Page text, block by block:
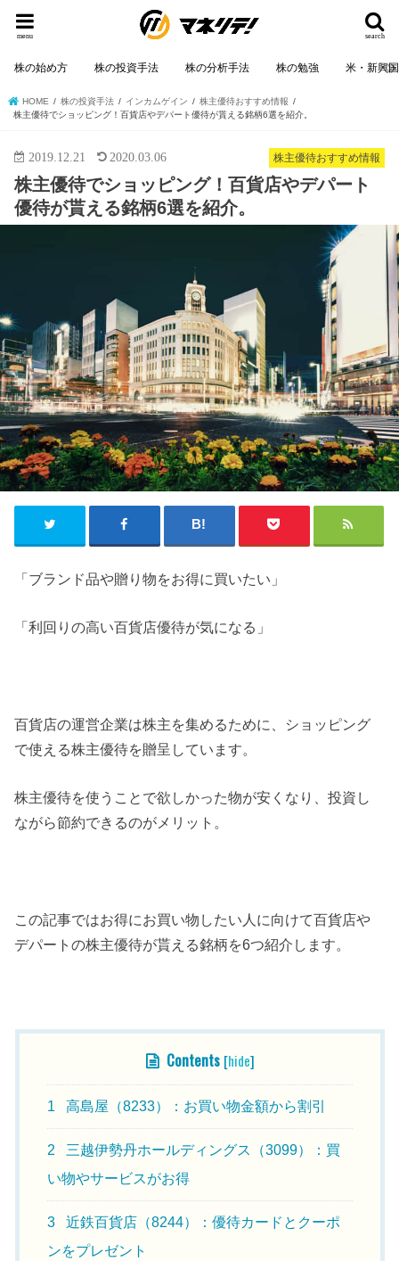
search
menu
株の始め方 株の投資手法 株の分析手法 株の勉強 米・新興
HOME 株の投資手法 インカムゲイン
株主優待おすすめ情報
株主優待でショッピング！百貨店やデパート優待が貰える銘柄6選を紹介。
株主優待おすすめ情報
2019.12.21 2020.03.06
株主優待でショッピング！百貨店やデパート
優待が貰える銘柄6選を紹介。
「ブランド品や贈り物をお得に買いたい」
「利回りの高い百貨店優待が気になる」
百貨店の運営企業は株主を集めるために、ショッピング
で使える株主優待を贈呈しています。
株主優待を使うことで欲しかった物が安くなり、投資し
ながら節約できるのがメリット。
この記事ではお得にお買い物したい人に向けて百貨店や
デパートの株主優待が貰える銘柄を6つ紹介します。
Contents [hide]
1 高島屋（8233）：お買い物金額から割引
2
三越伊勢丹ホールディングス（3099）：買
い物やサービスがお得
3
近鉄百貨店（8244）：優待カードとクーポ
ンをプレゼント